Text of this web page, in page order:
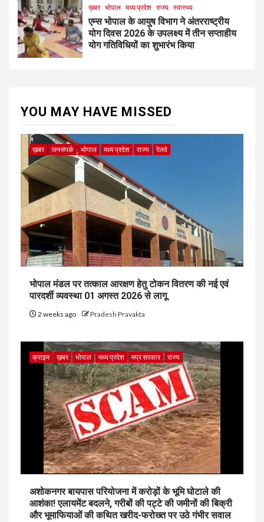
ख़बर भोपाल मध्य प्रदेश राज्य स्वास्थ्य
एम्स भोपाल के आयुष विभाग ने अंतरराष्ट्रीय
योग दिवस 2026 के उपलक्ष्य में तीन सप्ताहीय
योग गतिविधियों का शुभारंभ किया
YOU MAY HAVE MISSED
ख़बर जनसंपर्क भोपाल मध्य प्रदेश राज्य रेलवे
भोपाल मंडल पर तत्काल आरक्षण हेतु टोकन वितरण की नई एवं
पारदर्शी व्यवस्था 01 अगस्त 2026 से लागू
2 weeks ago Pradesh Pravakta
क्राइम ख़बर भोपाल मध्य प्रदेश मप्र सरकार राज्य
अशोकनगर बायपास परियोजना में करोड़ों के भूमि घोटाले की
आशंका! एलायमेंट बदलने, गरीबों की पट्टे की जमीनों की बिक्री
और भूमाफियाओं की कथित खरीद-फरोख्त पर उठे गंभीर सवाल